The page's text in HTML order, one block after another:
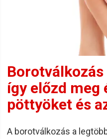
így előzd meg
pöttyöket és
A borotválkozás a